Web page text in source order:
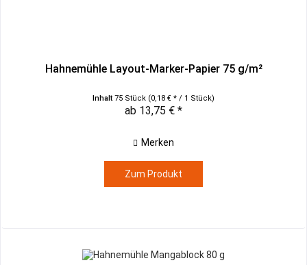
Hahnemühle Layout-Marker-Papier 75 g/m²
Inhalt75 Stück (0,18 € * / 1 Stück)
ab 13,75 € *
Merken
Zum Produkt